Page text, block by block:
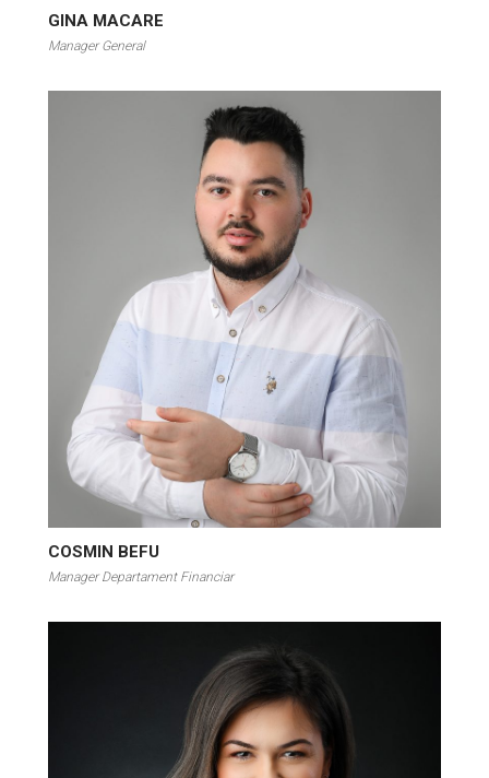
GINA MACARE
Manager General
COSMIN BEFU
Manager Departament Financiar